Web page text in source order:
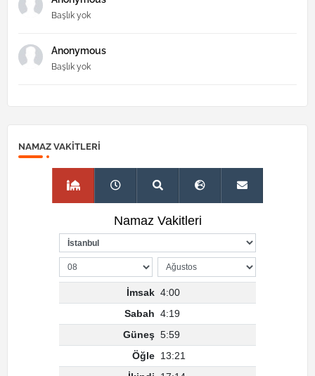
Başlık yok
Anonymous
Başlık yok
NAMAZ VAKITLERI